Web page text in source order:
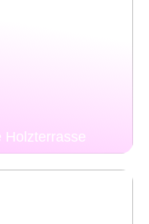
Holzterrasse